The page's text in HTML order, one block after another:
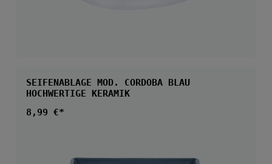
SEIFENABLAGE MOD. CORDOBA BLAU
HOCHWERTIGE KERAMIK
Regulärer Preis:
8,99 €*